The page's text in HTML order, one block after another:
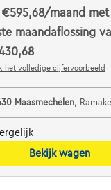
€595,68/maand met
maandaflossing
het volledige cijfervoorbeeld
Maasmechelen, Ramakers
Bekijk wagen